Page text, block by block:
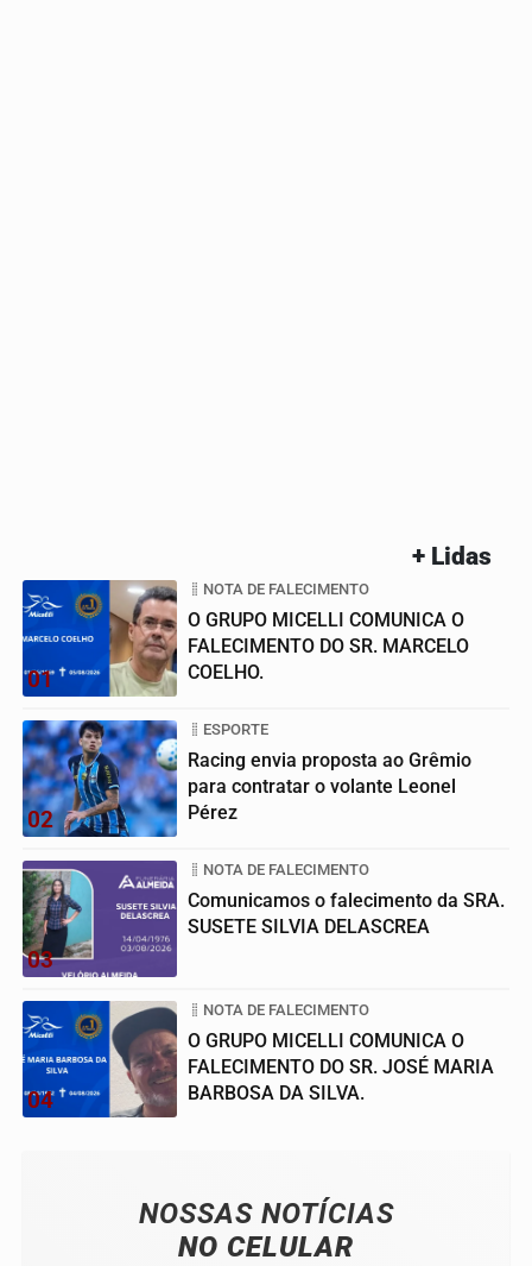
+ Lidas
01
NOTA DE FALECIMENTO
O GRUPO MICELLI COMUNICA O
FALECIMENTO DO SR. MARCELO
COELHO.
02
ESPORTE
Racing envia proposta ao Grêmio
para contratar o volante Leonel
Pérez
03
NOTA DE FALECIMENTO
Comunicamos o falecimento da SRA.
SUSETE SILVIA DELASCREA
04
NOTA DE FALECIMENTO
O GRUPO MICELLI COMUNICA O
FALECIMENTO DO SR. JOSÉ MARIA
BARBOSA DA SILVA.
NOSSAS NOTÍCIAS
NO CELULAR